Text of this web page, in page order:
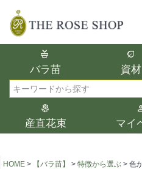
バラ苗 資材
産直花束 マイ
在庫
在庫ありのみ表示
検索
複数の条件を
選択した項目
結果に表示さ
タイプ、カラ
択してくださ
HOME 【バラ苗】 特徴から選ぶ 色